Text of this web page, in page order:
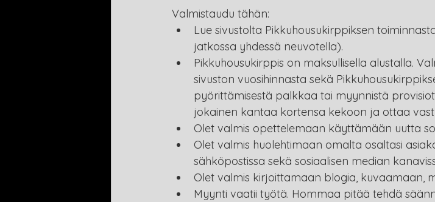
Valmistaudu tähän:
Lue sivustolta Pikkuhousukirppiksen
jatkossa yhdessä neuvotella).
Pikkuhousukirppis on maksullisella alustalla.
sivuston vuosihinnasta sekä
pyörittämisestä palkkaa tai myynnistä
jokainen kantaa kortensa kekoon ja ottaa
Olet valmis opettelemaan käyttämään uutta
Olet valmis huolehtimaan omalta osaltasi
sähköpostissa sekä sosiaalisen median
Olet valmis kirjoittamaan blogia, kuvaamaan,
Myynti vaatii työtä. Hommaa pitää tehdä